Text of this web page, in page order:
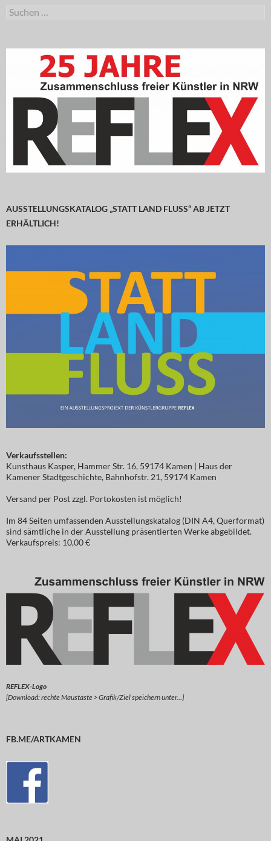
Suchen
AUSSTELLUNGSKATALOG „STATT LAND FLUSS“ AB JETZT
ERHÄLTLICH!
Verkaufsstellen:
Kunsthaus Kasper, Hammer Str. 16, 59174 Kamen | Haus der
Kamener Stadtgeschichte, Bahnhofstr. 21, 59174 Kamen
Versand per Post zzgl. Portokosten ist möglich!
Im 84 Seiten umfassenden Ausstellungskatalog (DIN A4, Querformat)
sind sämtliche in der Ausstellung präsentierten Werke abgebildet.
Verkaufspreis: 10,00 €
REFLEX-Logo
[Download: rechte Maustaste > Grafik/Ziel speichern unter…]
FB.ME/ARTKAMEN